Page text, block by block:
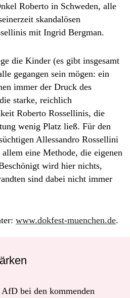
Roberto in Schweden, alle
skandalösen
mit Ingrid Bergman.
die Kinder (es gibt insgesamt
gegangen sein mögen: ein
immer der Druck des
starke, reichlich
Roberto Rossellinis, die
wenig Platz ließ. Für den
Allessandro Rossellini
eine Methode, die eigenen
wird hier nichts,
sind dabei nicht immer
www.dokfest-muenchen.de.
bei den kommenden